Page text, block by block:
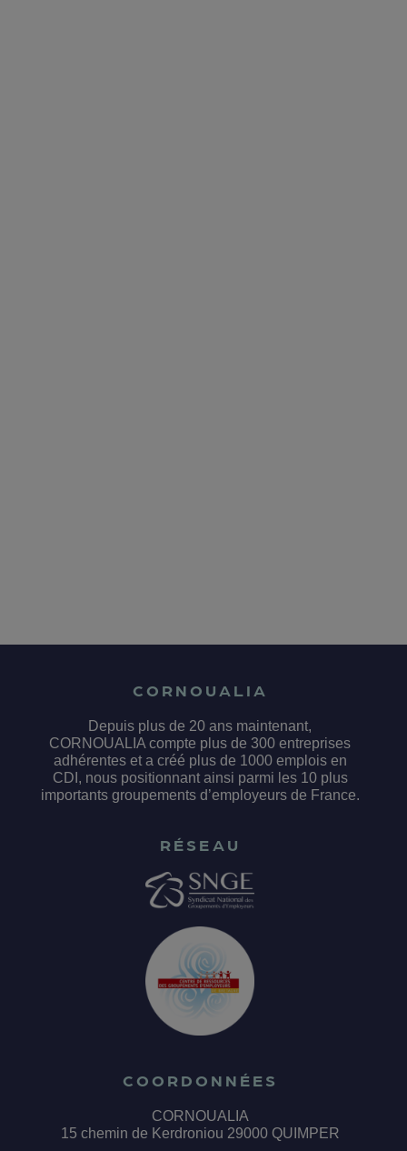
CORNOUALIA
Depuis plus de 20 ans maintenant,
CORNOUALIA compte plus de 300 entreprises
adhérentes et a créé plus de 1000 emplois en
CDI, nous positionnant ainsi parmi les 10 plus
importants groupements d’employeurs de France.
RÉSEAU
COORDONNÉES
CORNOUALIA
15 chemin de Kerdroniou 29000 QUIMPER